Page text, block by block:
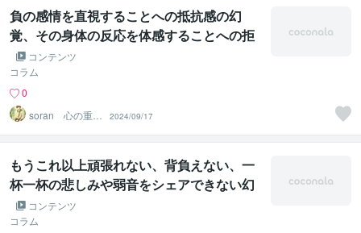
負の感情を直視することへの抵抗感の幻
覚、その身体の反応を体感することへの拒
絶反応の幻術が解ける遠隔法術ヒーリング
コンテンツ
コラム
0
soran 心の重荷
を下ろせるヒー
リング
2024/09/17
もうこれ以上頑張れない、背負えない、一
杯一杯の悲しみや弱音をシェアできない幻
覚、肩の荷が下りない幻術が解ける遠隔法
術ヒーリング
コンテンツ
コラム